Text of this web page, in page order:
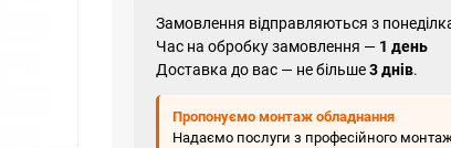
Замовлення відправляються з
Час на обробку замовлення — 1 день
Доставка до вас — не більше3 днів.
Пропонуємо монтаж обладнання
Надаємо послуги з професійного